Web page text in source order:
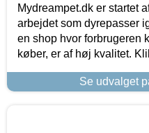
Mydreampet.dk er startet
arbejdet som dyrepasser
en shop hvor forbrugeren
køber, er af høj kvalitet.
Se udvalget